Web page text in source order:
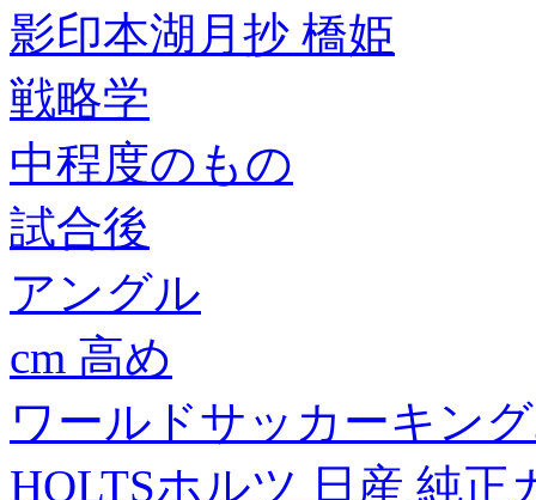
影印本湖月抄 橋姫
戦略学
中程度のもの
試合後
アングル
cm 高め
ワールドサッカーキン
HOLTSホルツ 日産 純